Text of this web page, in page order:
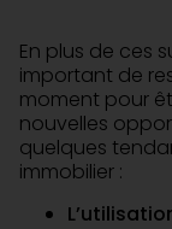
En plus de ces
important de
moment pour
nouvelles
quelques
immobilier :